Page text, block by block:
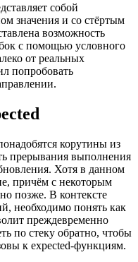
собой
значения и со стёртым
возможность
с помощью условного
от реальных
попробовать
корутины из
прерывания выполнения
Хотя в данном
причём с некоторым
позже. В контексте
необходимо понять как
преждевременно
по стеку обратно, чтобы
к expected-функциям.